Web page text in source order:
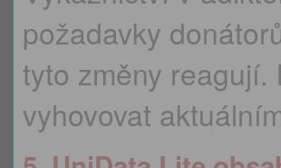
požadavky
tyto změny
vyhovovat